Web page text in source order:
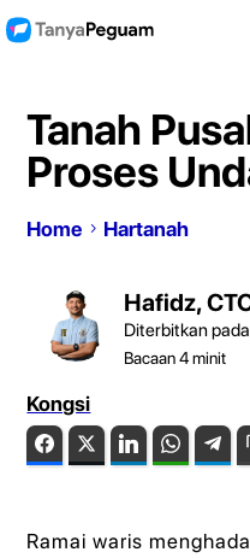
Tanah
Proses
Home Hartanah
Hafidz,
Diterbitkan
Bacaan4minit
Kongsi
FacebookTwitter LinkedIn
Ramai waris